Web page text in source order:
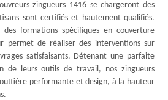
zingueurs 1416 se chargeront des
sont certifiés et hautement qualifiés.
formations spécifiques en couverture
permet de réaliser des interventions sur
satisfaisants. Détenant une parfaite
de leurs outils de travail, nos zingueurs
performante et design, à la hauteur